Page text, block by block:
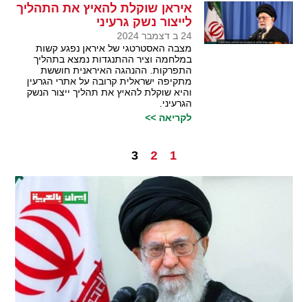
איראן שוקלת להאיץ את התהליך
לייצור נשק גרעיני
24 ב דצמבר 2024
מצבה האסטרטגי של איראן נפגע קשות
במלחמה וציר ההתנגדות נמצא בתהליך
התפרקות. ההנהגה האיראנית חוששת
מתקיפה ישראלית קרובה על אתרי הגרעין
והיא שוקלת להאיץ את תהליך ייצור הנשק
הגרעיני.
לקריאה >>
1
2
3